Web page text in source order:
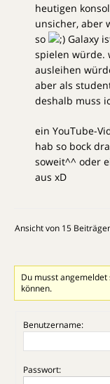
heutigen
unsicher, aber
so
Galaxy
spielen würde.
ausleihen
aber als
deshalb muss
ein YouTube-
hab so bock
soweit^^ oder
aus xD
Ansicht von 15
Du musst
können.
Benutzername:
Passwort: